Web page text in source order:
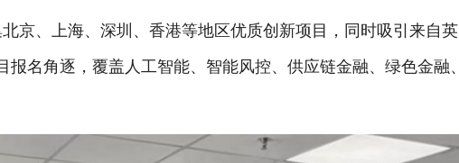
、上海、深圳、香港等地区优质创新项目，同时吸引来自英
名角逐，覆盖人工智能、智能风控、供应链金融、绿色金融、